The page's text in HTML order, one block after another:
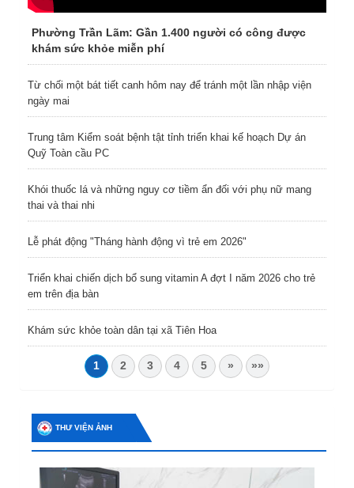
Phường Trần Lãm: Gần 1.400 người có công được
khám sức khỏe miễn phí
Từ chối một bát tiết canh hôm nay để tránh một lần nhập viện
ngày mai
Trung tâm Kiểm soát bệnh tật tỉnh triển khai kế hoạch Dự án
Quỹ Toàn cầu PC
Khói thuốc lá và những nguy cơ tiềm ẩn đối với phụ nữ mang
thai và thai nhi
Lễ phát động "Tháng hành động vì trẻ em 2026"
Triển khai chiến dịch bổ sung vitamin A đợt I năm 2026 cho trẻ
em trên địa bàn
Khám sức khỏe toàn dân tại xã Tiên Hoa
1 2 3 4 5 » »»
THƯ VIỆN ẢNH